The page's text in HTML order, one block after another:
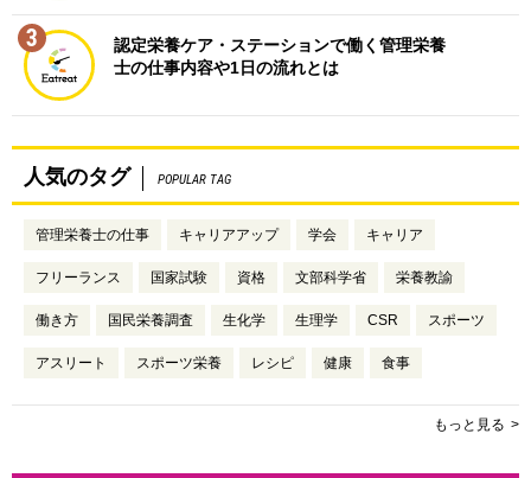
3
認定栄養ケア・ステーションで働く管理栄養
士の仕事内容や1日の流れとは
人気のタグ POPULAR TAG
管理栄養士の仕事 キャリアアップ 学会 キャリア
フリーランス 国家試験 資格 文部科学省 栄養教諭
働き方 国民栄養調査 生化学 生理学 CSR スポーツ
アスリート スポーツ栄養 レシピ 健康 食事
もっと見る